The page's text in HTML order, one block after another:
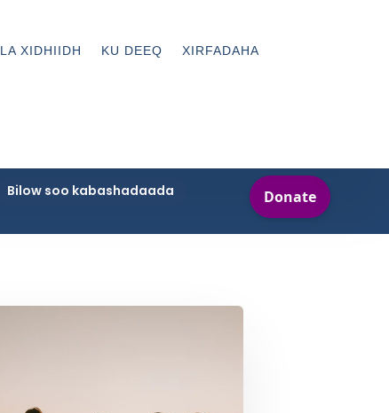
LA XIDHIIDH KU DEEQ XIRFADAHA
Bilow soo kabashadaada